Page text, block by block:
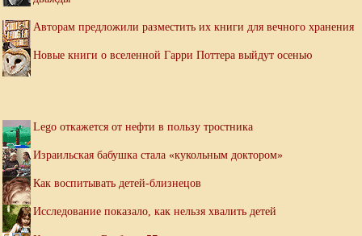
Авторам предложили разместить их книги для вечного хранения
Новые книги о вселенной Гарри Поттера выйдут осенью
Lego откажется от нефти в пользу тростника
Израильская бабушка стала «кукольным доктором»
Как воспитывать детей-близнецов
Исследование показало, как нельзя хвалить детей